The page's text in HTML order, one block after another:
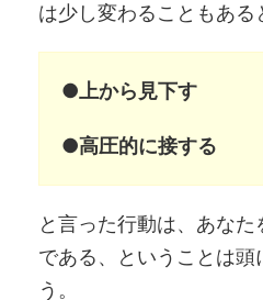
は少し変わることもある
●上から見下す
●高圧的に接する
と言った行動は、あな
である、ということは頭
う。